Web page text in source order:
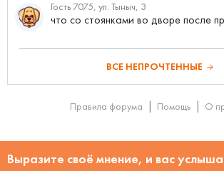
Гость 7075, ул. Тыныч, 3
ВСЕ НЕПРОЧТЕННЫЕ
Правила форума Помощь О
Выразите своё мнение, и вас